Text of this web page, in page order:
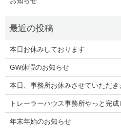
本日お休みしております
GW休暇のお知らせ
本日、事務所お休みさせていただき
トレーラーハウス事務所やっと完
年末年始のお知らせ